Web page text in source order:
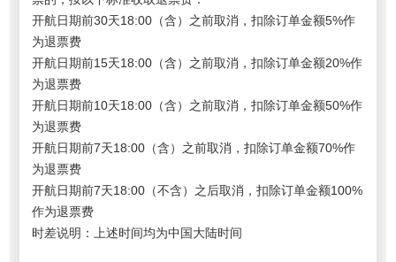
开航日期前30天18:00（含）之前取消，扣除订单金额5%作
为退票费
开航日期前15天18:00（含）之前取消，扣除订单金额20%作
为退票费
开航日期前10天18:00（含）之前取消，扣除订单金额50%作
为退票费
开航日期前7天18:00（含）之前取消，扣除订单金额70%作
为退票费
开航日期前7天18:00（不含）之后取消，扣除订单金额100%
作为退票费
时差说明：上述时间均为中国大陆时间